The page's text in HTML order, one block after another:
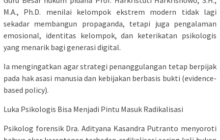
M.A., Ph.D. menilai kelompok ekstrem modern tidak lagi
sekadar membangun propaganda, tetapi juga pengalaman
emosional, identitas kelompok, dan keterikatan psikologis
yang menarik bagi generasi digital.
Ia mengingatkan agar strategi penanggulangan tetap berpijak
pada hak asasi manusia dan kebijakan berbasis bukti (evidence-
based policy).
Luka Psikologis Bisa Menjadi Pintu Masuk Radikalisasi
Psikolog forensik Dra. Adityana Kasandra Putranto menyoroti